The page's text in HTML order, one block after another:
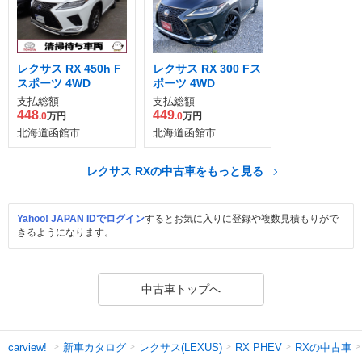
レクサス RX 450h F
スポーツ 4WD
支払総額
448.0万円
北海道函館市
レクサス RX 300 Fス
ポーツ 4WD
支払総額
449.0万円
北海道函館市
レクサス RXの中古車をもっと見る
Yahoo! JAPAN IDでログインするとお気に入りに登録や複数見積もりがで
きるようになります。
中古車トップへ
carview! 新車カタログ レクサス(LEXUS) RX PHEV RXの中古車